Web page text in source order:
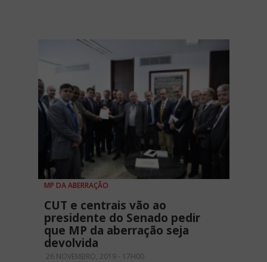
MP DA ABERRAÇÃO
CUT e centrais vão ao
presidente do Senado pedir
que MP da aberração seja
devolvida
26 NOVEMBRO, 2019 - 17H00